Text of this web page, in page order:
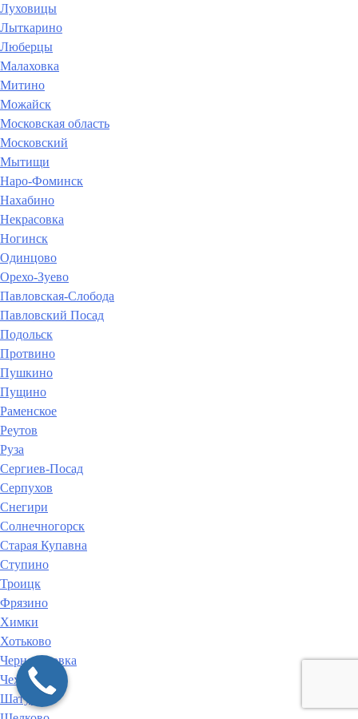
Луховицы
Лыткарино
Люберцы
Малаховка
Митино
Можайск
Московская область
Московский
Мытищи
Наро-Фоминск
Нахабино
Некрасовка
Ногинск
Одинцово
Орехо-Зуево
Павловская-Слобода
Павловский Посад
Подольск
Протвино
Пушкино
Пущино
Раменское
Реутов
Руза
Сергиев-Посад
Серпухов
Снегири
Солнечногорск
Старая Купавна
Ступино
Троицк
Фрязино
Химки
Хотьково
Черноголовка
Чехов
Шатура